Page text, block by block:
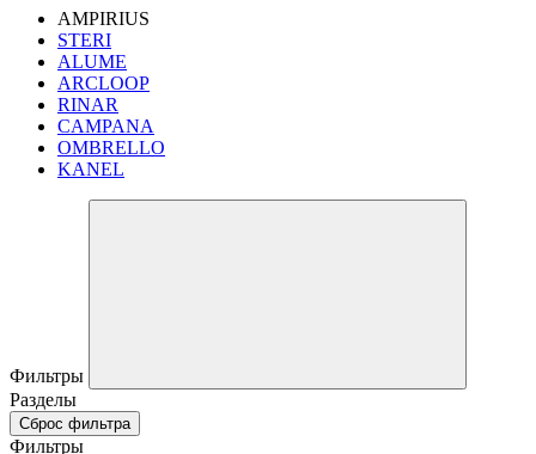
AMPIRIUS
STERI
ALUME
ARCLOOP
RINAR
CAMPANA
OMBRELLO
KANEL
Фильтры
Разделы
Сброс фильтра
Фильтры